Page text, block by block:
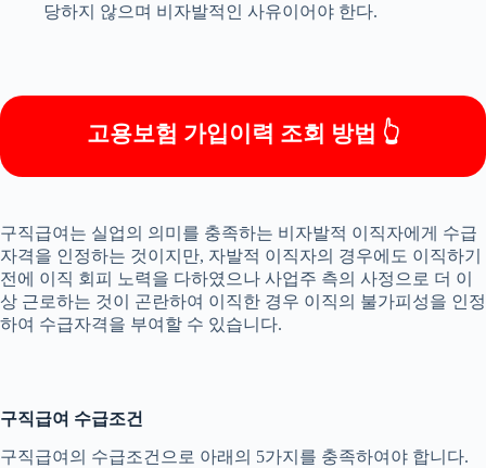
당하지 않으며 비자발적인 사유이어야 한다.
고용보험 가입이력 조회 방법 👆
구직급여는 실업의 의미를 충족하는 비자발적 이직자에게 수급
자격을 인정하는 것이지만, 자발적 이직자의 경우에도 이직하기
전에 이직 회피 노력을 다하였으나 사업주 측의 사정으로 더 이
상 근로하는 것이 곤란하여 이직한 경우 이직의 불가피성을 인정
하여 수급자격을 부여할 수 있습니다.
구직급여 수급조건
구직급여의 수급조건으로 아래의 5가지를 충족하여야 합니다.